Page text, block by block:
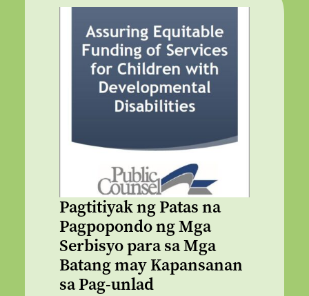
Pagtitiyak ng Patas na
Pagpopondo ng Mga
Serbisyo para sa Mga
Batang may Kapansanan
sa Pag-unlad